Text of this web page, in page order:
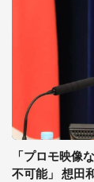
「プロモ映像
不可能」 想田